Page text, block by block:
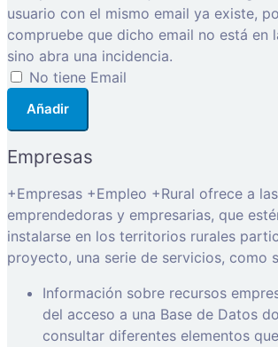
usuario con el mismo email ya existe,
compruebe que dicho email no está en
sino abra una incidencia.
No tiene Email
Añadir
Empresas
+Empresas +Empleo +Rural ofrece a
emprendedoras y empresarias, que
instalarse en los territorios rurales
proyecto, una serie de servicios, como
Información sobre recursos
del acceso a una Base de Datos
consultar diferentes elementos